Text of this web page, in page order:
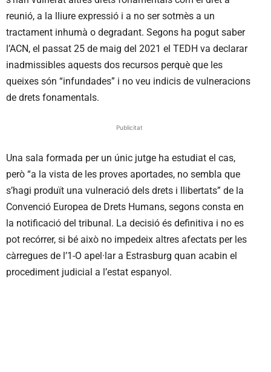
reunió, a la lliure expressió i a no ser sotmès a un
tractament inhumà o degradant. Segons ha pogut saber
l’ACN, el passat 25 de maig del 2021 el TEDH va declarar
inadmissibles aquests dos recursos perquè que les
queixes són “infundades” i no veu indicis de vulneracions
de drets fonamentals.
Publicitat
Una sala formada per un únic jutge ha estudiat el cas,
però “a la vista de les proves aportades, no sembla que
s’hagi produït una vulneració dels drets i llibertats” de la
Convenció Europea de Drets Humans, segons consta en
la notificació del tribunal. La decisió és definitiva i no es
pot recórrer, si bé això no impedeix altres afectats per les
càrregues de l’1-O apel·lar a Estrasburg quan acabin el
procediment judicial a l’estat espanyol.